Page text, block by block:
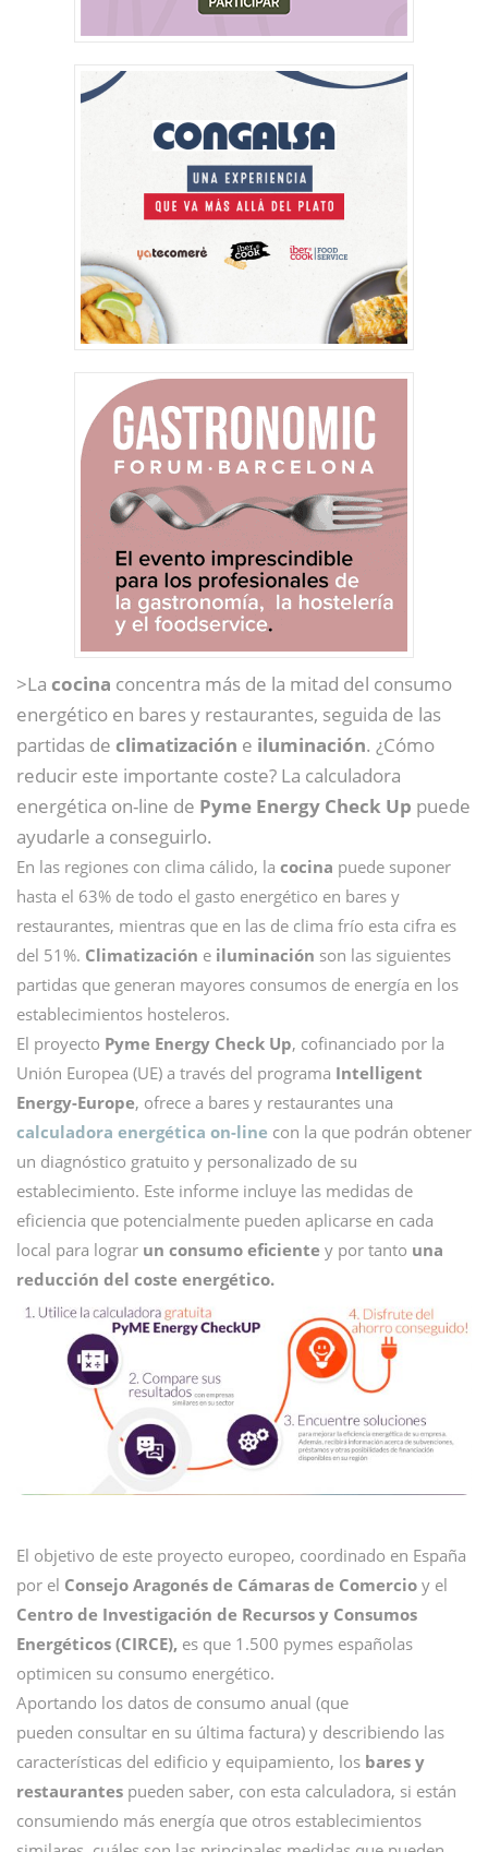
>La cocina concentra más de la mitad del consumo
energético en bares y restaurantes, seguida de las
partidas de climatización e iluminación. ¿Cómo
reducir este importante coste? La calculadora
energética on-line de Pyme Energy Check Up puede
ayudarle a conseguirlo.
En las regiones con clima cálido, la cocina puede suponer
hasta el 63% de todo el gasto energético en bares y
restaurantes, mientras que en las de clima frío esta cifra es
del 51%. Climatización e iluminación son las siguientes
partidas que generan mayores consumos de energía en los
establecimientos hosteleros.
El proyecto Pyme Energy Check Up, cofinanciado por la
Unión Europea (UE) a través del programa Intelligent
Energy-Europe, ofrece a bares y restaurantes una
calculadora energética on-line con la que podrán obtener
un diagnóstico gratuito y personalizado de su
establecimiento. Este informe incluye las medidas de
eficiencia que potencialmente pueden aplicarse en cada
local para lograr un consumo eficiente y por tanto una
reducción del coste energético.
El objetivo de este proyecto europeo, coordinado en España
por el Consejo Aragonés de Cámaras de Comercio y el
Centro de Investigación de Recursos y Consumos
Energéticos (CIRCE), es que 1.500 pymes españolas
optimicen su consumo energético.
Aportando los datos de consumo anual (que
pueden consultar en su última factura) y describiendo las
características del edificio y equipamiento, los bares y
restaurantes pueden saber, con esta calculadora, si están
consumiendo más energía que otros establecimientos